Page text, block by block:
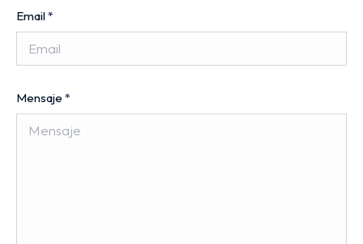
Email*
Mensaje *